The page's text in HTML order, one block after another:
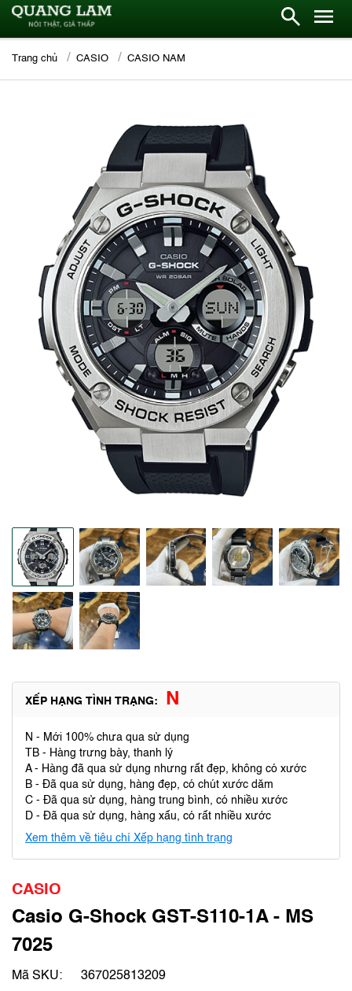
Trang chủ CASIO CASIO NAM
XẾP HẠNG TÌNH TRẠNG: N
N - Mới 100% chưa qua sử dụng
TB - Hàng trưng bày, thanh lý
A - Hàng đã qua sử dụng nhưng rất đẹp, không có xước
B - Đã qua sử dụng, hàng đẹp, có chút xước dăm
C - Đã qua sử dụng, hàng trung bình, có nhiều xước
D - Đã qua sử dụng, hàng xấu, có rất nhiều xước
Xem thêm về tiêu chí Xếp hạng tình trạng
CASIO
Casio G-Shock GST-S110-1A - MS
7025
Mã SKU:
367025813209